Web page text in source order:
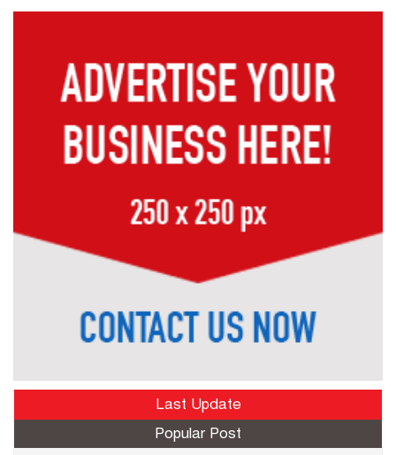
Last Update
Popular Post